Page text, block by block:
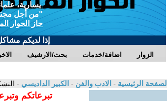
يسارية،
"من أجل
حاز الحوار
إذا لديكم
بحث/الارشيف اضافة/خدمات الزوار
الصفحة الرئيسية - الادب والفن - الكبير الداديسي - التشكيل
تبرعاتكم